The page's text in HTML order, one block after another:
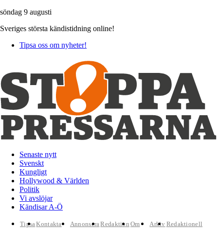
söndag 9 augusti
Sveriges största kändistidning online!
Tipsa oss om nyheter!
Senaste nytt
Svenskt
Kungligt
Hollywood & Världen
Politik
Vi avslöjar
Kändisar A-Ö
TipsaKontakta
AnnonseraRedaktion Om
Arkiv Redaktionell